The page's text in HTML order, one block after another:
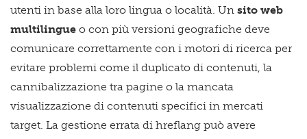
utenti in base alla loro lingua o località. Un sito web
multilingue o con più versioni geografiche deve
comunicare correttamente con i motori di ricerca per
evitare problemi come il duplicato di contenuti, la
cannibalizzazione tra pagine o la mancata
visualizzazione di contenuti specifici in mercati
target. La gestione errata di hreflang può avere